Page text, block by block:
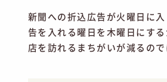
新聞への折込広告が火曜日に
告を入れる曜日を木曜日にす
店を訪れるまちがいが減るので